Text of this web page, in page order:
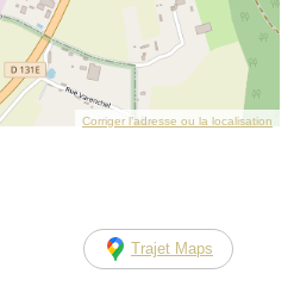
Corriger l’adresse ou la localisation
Trajet Maps